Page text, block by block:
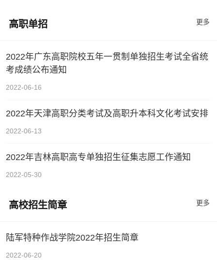
高职单招 更多
2022年广东高职院校五年一贯制单独招生考试全省统
考成绩公布通知
2022-06-16
2022年天津高职分类考试及高职升本科文化考试安排
2022-06-13
2022年吉林高职高专单独招生征集志愿工作通知
2022-05-30
高校招生简章 更多
陆军特种作战学院2022年招生简章
2022-06-20